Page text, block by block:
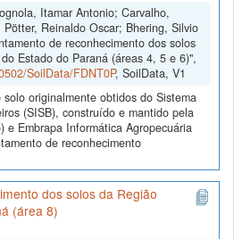
Itamar Antonio; Carvalho,
Pötter, Reinaldo Oscar; Bhering, Silvio
de reconhecimento dos solos
Estado do Paraná (áreas 4, 5 e 6)",
SoilData/FDNT0P, SoilData, V1
originalmente obtidos do Sistema
(SISB), construído e mantido pela
e Embrapa Informática Agropecuária
de reconhecimento
dos solos da Região
(área 8)